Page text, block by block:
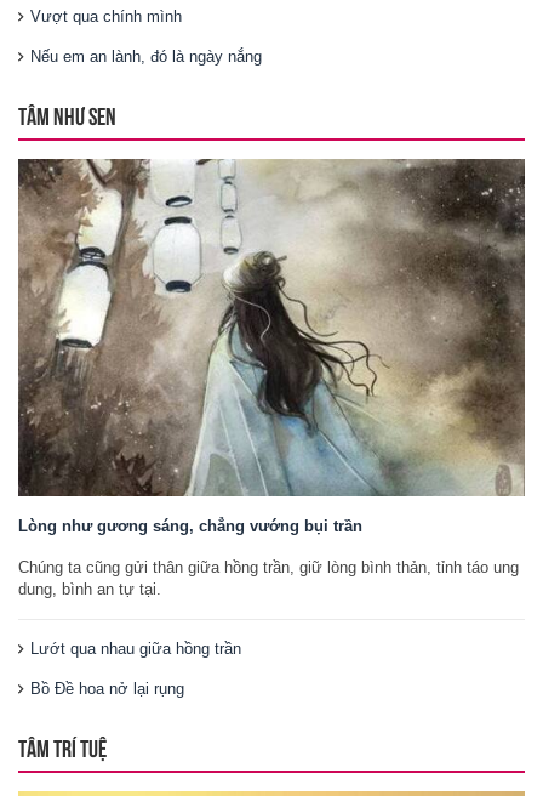
Vượt qua chính mình
Nếu em an lành, đó là ngày nắng
TÂM NHƯ SEN
Lòng như gương sáng, chẳng vướng bụi trần
Chúng ta cũng gửi thân giữa hồng trần, giữ lòng bình thản, tỉnh táo ung
dung, bình an tự tại.
Lướt qua nhau giữa hồng trần
Bồ Đề hoa nở lại rụng
TÂM TRÍ TUỆ